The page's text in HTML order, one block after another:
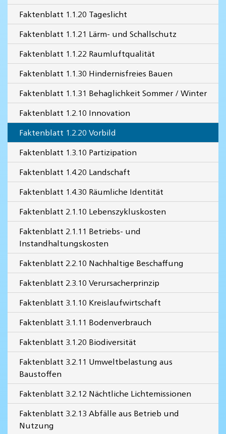
Faktenblatt 1.1.20 Tageslicht
Faktenblatt 1.1.21 Lärm- und Schallschutz
Faktenblatt 1.1.22 Raumluftqualität
Faktenblatt 1.1.30 Hindernisfreies Bauen
Faktenblatt 1.1.31 Behaglichkeit Sommer / Winter
Faktenblatt 1.2.10 Innovation
Faktenblatt 1.2.20 Vorbild
Faktenblatt 1.3.10 Partizipation
Faktenblatt 1.4.20 Landschaft
Faktenblatt 1.4.30 Räumliche Identität
Faktenblatt 2.1.10 Lebenszykluskosten
Faktenblatt 2.1.11 Betriebs- und
Instandhaltungskosten
Faktenblatt 2.2.10 Nachhaltige Beschaffung
Faktenblatt 2.3.10 Verursacherprinzip
Faktenblatt 3.1.10 Kreislaufwirtschaft
Faktenblatt 3.1.11 Bodenverbrauch
Faktenblatt 3.1.20 Biodiversität
Faktenblatt 3.2.11 Umweltbelastung aus
Baustoffen
Faktenblatt 3.2.12 Nächtliche Lichtemissionen
Faktenblatt 3.2.13 Abfälle aus Betrieb und
Nutzung